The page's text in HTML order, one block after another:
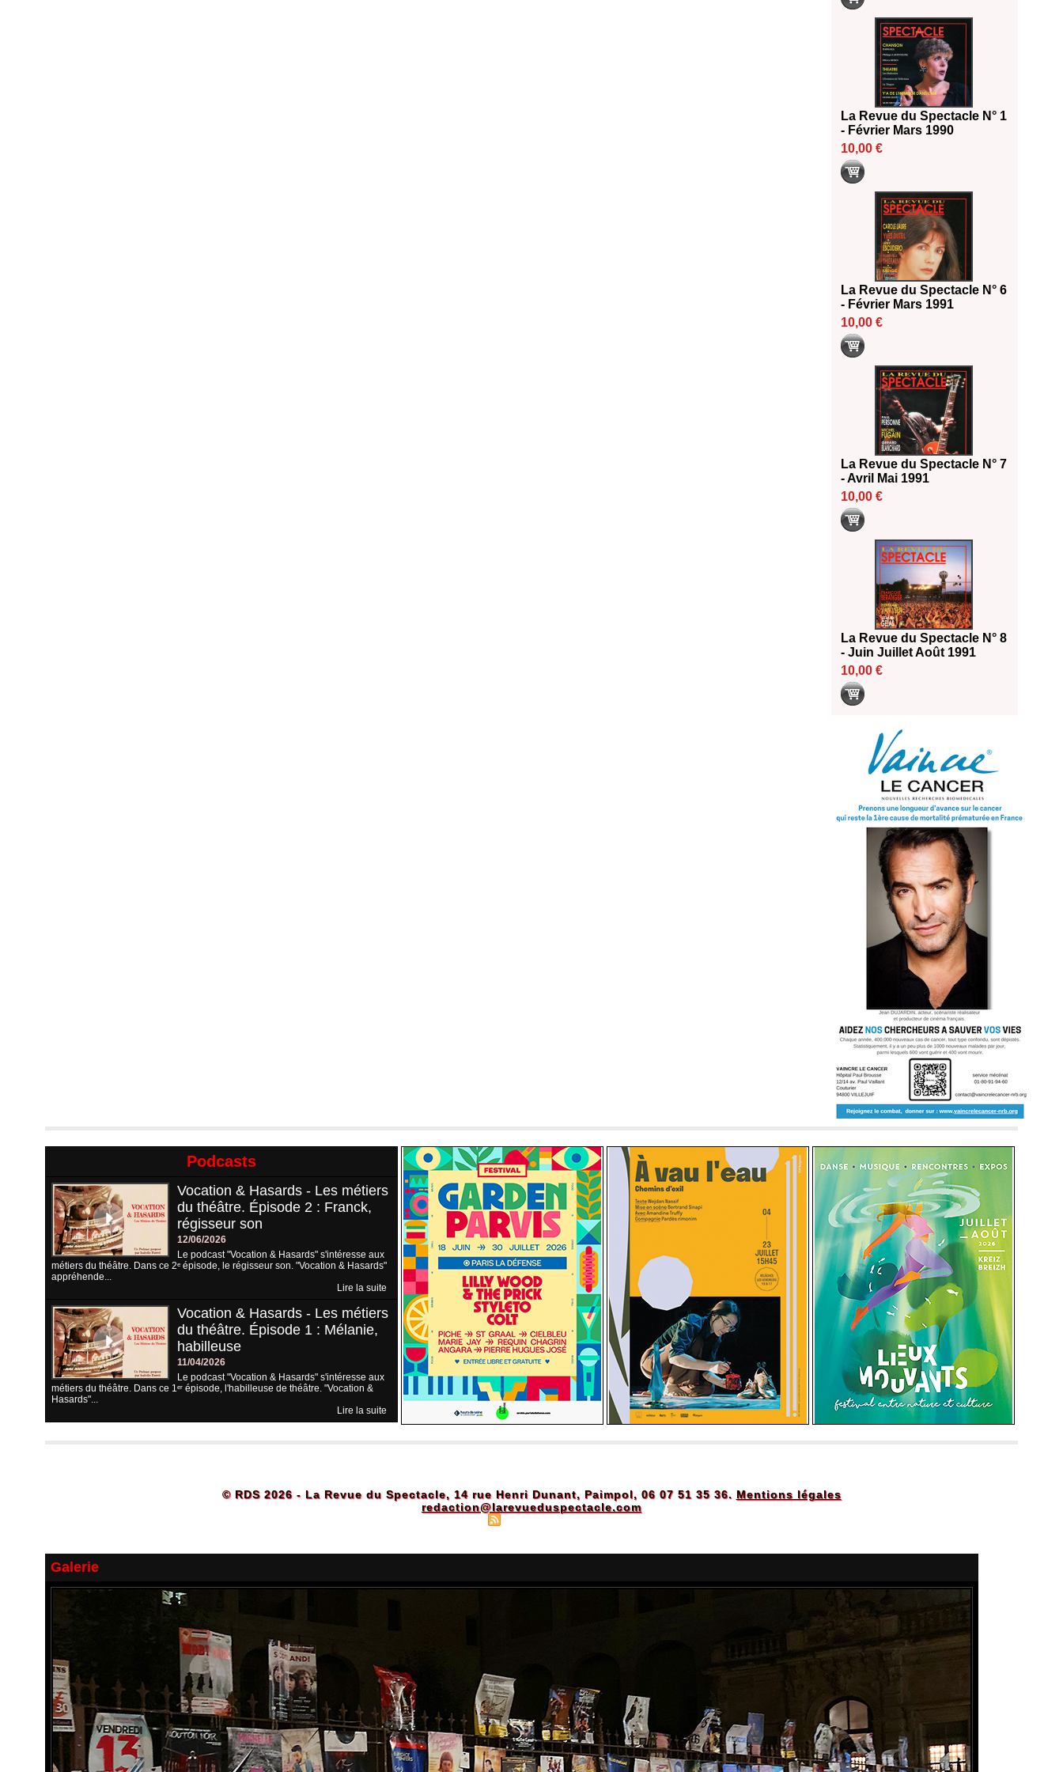
La Revue du Spectacle N° 1
- Février Mars 1990
10,00 €
La Revue du Spectacle N° 6
- Février Mars 1991
10,00 €
La Revue du Spectacle N° 7
- Avril Mai 1991
10,00 €
La Revue du Spectacle N° 8
- Juin Juillet Août 1991
10,00 €
Podcasts
Vocation & Hasards - Les métiers
du théâtre. Épisode 2 : Franck,
régisseur son
12/06/2026
Le podcast "Vocation & Hasards" s'intéresse aux
métiers du théâtre. Dans ce 2ᵉ épisode, le régisseur son. "Vocation & Hasards"
appréhende...
Lire la suite
Vocation & Hasards - Les métiers
du théâtre. Épisode 1 : Mélanie,
habilleuse
11/04/2026
Le podcast "Vocation & Hasards" s'intéresse aux
métiers du théâtre. Dans ce 1ᵉʳ épisode, l'habilleuse de théâtre. "Vocation &
Hasards"...
Lire la suite
© RDS 2026 - La Revue du Spectacle, 14 rue Henri Dunant, Paimpol, 06 07 51 35 36. Mentions légales
redaction@larevueduspectacle.com
Galerie